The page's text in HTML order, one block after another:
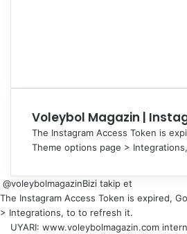
Voleybol Magazin |
The Instagram Access Token is
Theme options page >
@voleybolmagazinBizi takip et
The Instagram Access Token is expired,
> Integrations, to to refresh it.
UYARI: www.voleybolmagazin.com